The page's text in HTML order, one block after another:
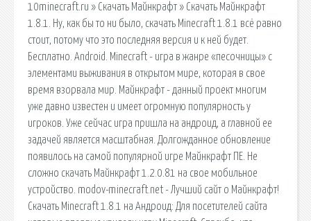
10minecraft.ru » Скачать Майнкрафт » Скачать Майнкрафт
1.8.1. Ну, как бы то ни было, скачать Minecraft 1.8.1 всё равно
стоит, потому что это последняя версия и к ней будет.
Бесплатно. Android. Minecraft - игра в жанре «песочницы» с
элементами выживания в открытом мире, которая в свое
время взорвала мир. Майнкрафт - данный проект многим
уже давно известен и имеет огромную популярность у
игроков. Уже сейчас игра пришла на андроид, а главной ее
задачей является масштабная. Долгожданное обновление
появилось на самой популярной игре Майнкрафт ПЕ. Не
сложно скачать Майнкрафт 1.2.0.81 на свое мобильное
устройство. modov-minecraft.net - Лучший сайт о Майнкрафт!
Скачать Minecraft 1.8.1 на Андроид: Для посетителей сайта